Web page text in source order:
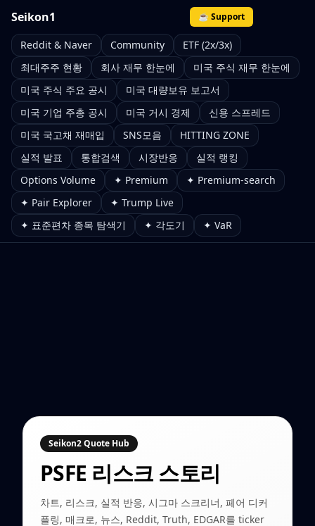
Seikon1 ☕ Support
Reddit & Naver Community
ETF (2x/3x)
최대주주 현황
회사 재무 한눈에
미국 주식 재무 한눈에
미국 주식 주요 공시
미국 대량보유 보고서
미국 기업 주총 공시
미국 거시 경제
신용 스프레드
미국 국고채 재매입
SNS모음
HITTING ZONE
실적 발표
통합검색 시장반응
실적 랭킹
Options Volume
✦ Premium
✦ Premium-search
✦ Pair Explorer
✦ Trump Live
✦ 표준편차 종목 탐색기
✦ 각도기 ✦ VaR
Seikon2 Quote Hub
PSFE 리스크 스토리
차트, 리스크, 실적 반응, 시그마 스크리너, 페어 디커
플링, 매크로, 뉴스, Reddit, Truth, EDGAR를 ticker